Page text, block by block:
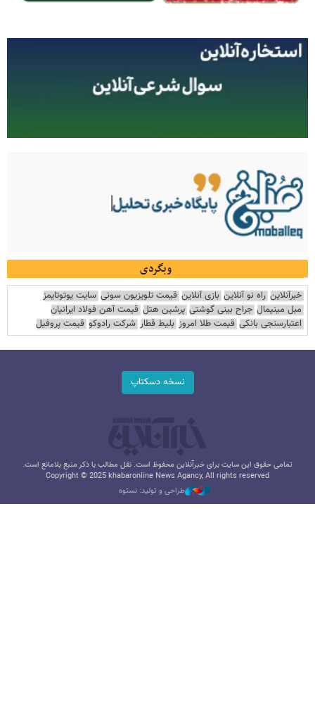
وبگردی
خبرآنلاین راه نو آنلاین بازی آنلاین قیمت تلویزیون سونی سایت یوتوتایمز
مبل مینیمال جراح بینی گوشتی پرشین هتل قیمت آهن فولاد ایرانیان
اعتبارسنجی بانکی قیمت طلا امروز بلیط قطار شرکت رادوکو قیمت پروفیل
نسخه دسکتاپ
تمامی حقوق این سایت برای خبرآنلاین محفوظ است. نقل مطالب با ذکر منبع بلامانع است.
Copyright © 2025 khabaronline News Agancy, All rights reserved
طراحی و تولید: نستوه